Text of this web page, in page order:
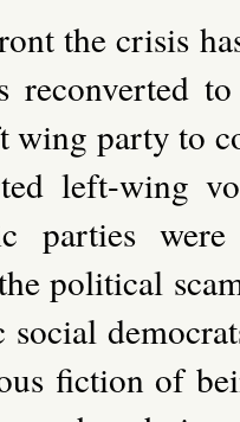
the crisis
reconverted
wing party to
left-wing
parties
political
fiction of